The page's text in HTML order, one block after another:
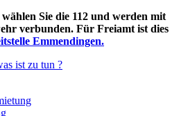
Sie die 112 und werden mit
verbunden. Für Freiamt ist dies
Emmendingen.
ist zu tun ?